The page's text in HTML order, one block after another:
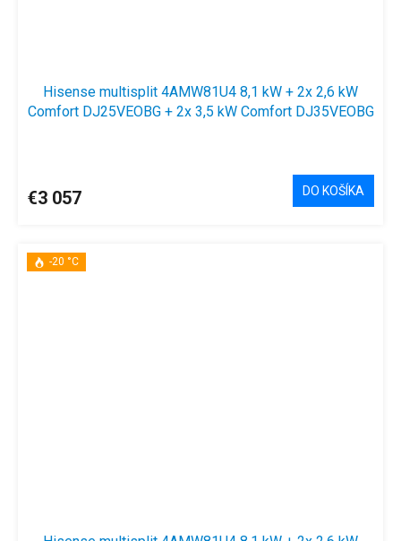
Hisense multisplit 4AMW81U4 8,1 kW + 2x 2,6 kW
Comfort DJ25VEOBG + 2x 3,5 kW Comfort DJ35VEOBG
€3 057 DO KOŠÍKA
-20 °C